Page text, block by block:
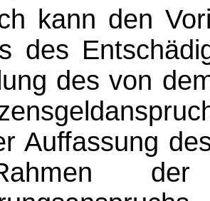
kann den
des
des von
Auffassung